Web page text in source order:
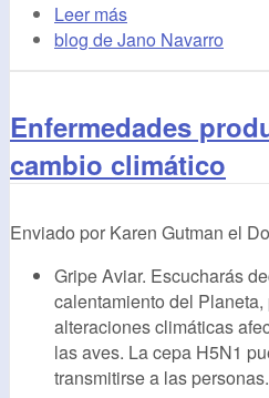
Leer más
blog de Jano Navarro
Enfermedades
cambio climático
Enviado por Karen Gutman el
Gripe Aviar. Escucharás
calentamiento del
alteraciones climáticas
las aves. La cepa H5N1
transmitirse a las personas.